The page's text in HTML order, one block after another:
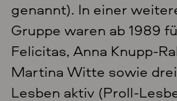
genannt). In einer
Gruppe waren ab 1989
Felicitas, Anna Knupp-
Martina Witte sowie
Lesben aktiv (Proll-